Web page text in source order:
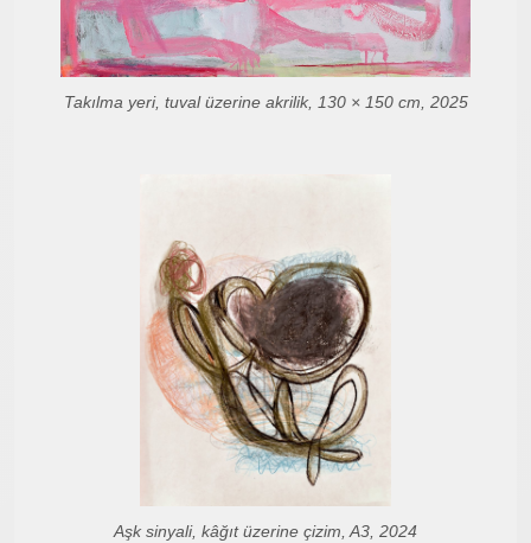
Takılma yeri, tuval üzerine akrilik, 130 × 150 cm, 2025
Aşk sinyali, kâğıt üzerine çizim, A3, 2024